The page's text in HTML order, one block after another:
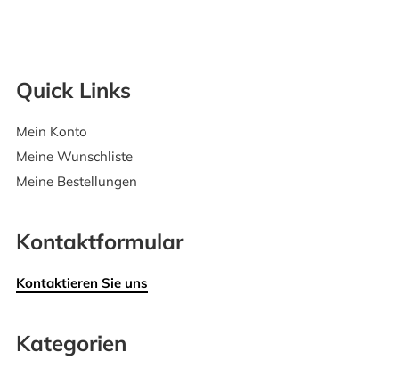
Quick Links
Mein Konto
Meine Wunschliste
Meine Bestellungen
Kontaktformular
Kontaktieren Sie uns
Kategorien